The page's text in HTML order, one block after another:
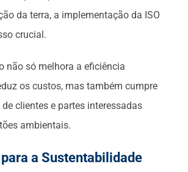
da terra, a implementação da ISO
crucial.
não só melhora a eficiência
os custos, mas também cumpre
clientes e partes interessadas
ambientais.
a Sustentabilidade